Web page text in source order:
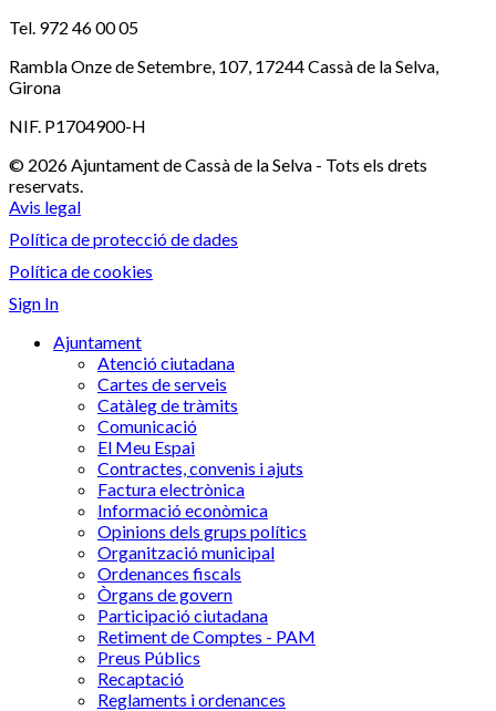
Tel. 972 46 00 05
Rambla Onze de Setembre, 107, 17244 Cassà de la Selva,
Girona
NIF. P1704900-H
© 2026 Ajuntament de Cassà de la Selva - Tots els drets
reservats.
Avis legal
Política de protecció de dades
Política de cookies
Sign In
Ajuntament
Atenció ciutadana
Cartes de serveis
Catàleg de tràmits
Comunicació
El Meu Espai
Contractes, convenis i ajuts
Factura electrònica
Informació econòmica
Opinions dels grups polítics
Organització municipal
Ordenances fiscals
Òrgans de govern
Participació ciutadana
Retiment de Comptes - PAM
Preus Públics
Recaptació
Reglaments i ordenances